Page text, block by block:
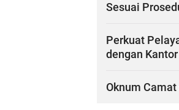
Sesuai
Perkuat
dengan
Oknum